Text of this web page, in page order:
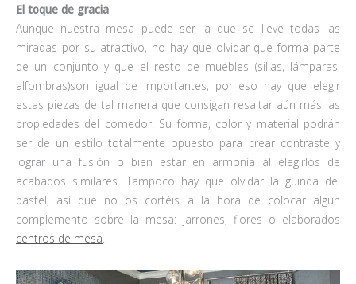
El toque de gracia
Aunque nuestra mesa puede ser la que se lleve todas las
miradas por su atractivo, no hay que olvidar que forma parte
de un conjunto y que el resto de muebles (sillas, lámparas,
alfombras)son igual de importantes, por eso hay que elegir
estas piezas de tal manera que consigan resaltar aún más las
propiedades del comedor. Su forma, color y material podrán
ser de un estilo totalmente opuesto para crear contraste y
lograr una fusión o bien estar en armonía al elegirlos de
acabados similares. Tampoco hay que olvidar la guinda del
pastel, así que no os cortéis a la hora de colocar algún
complemento sobre la mesa: jarrones, flores o elaborados
centros de mesa.